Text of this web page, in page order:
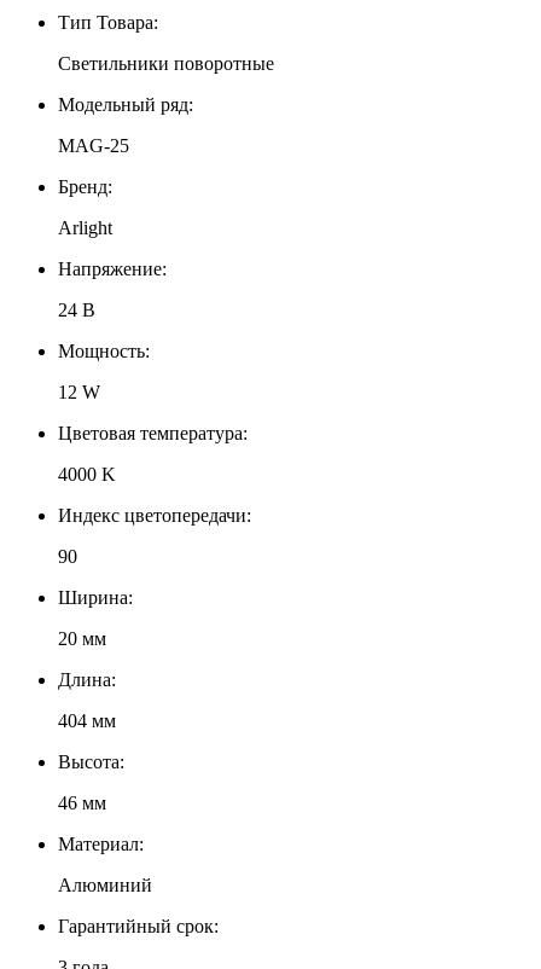
Тип Товара:
Светильники поворотные
Модельный ряд:
MAG-25
Бренд:
Arlight
Напряжение:
24 В
Мощность:
12 W
Цветовая температура:
4000 K
Индекс цветопередачи:
90
Ширина:
20 мм
Длина:
404 мм
Высота:
46 мм
Материал:
Алюминий
Гарантийный срок: